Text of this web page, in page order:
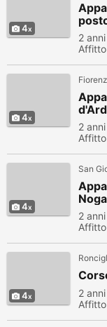
4
2
Affitto
4
2
Affitto
4
San
2
Affitto
4 2
Affitto